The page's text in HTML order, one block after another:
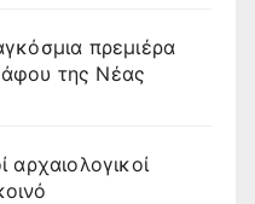
πρεμιέρα
της Νέας
αρχαιολογικοί